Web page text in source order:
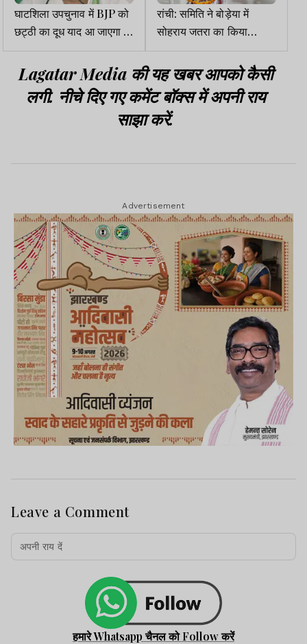
घाटशिला उपचुनाव में BJP को
छट्ठी का दूध याद आ जाएगा :
इरफान
रांची: समिति ने बोड़ेया में
सोहराय जतरा का किया
आयोजन
Lagatar Media की यह खबर आपको कैसी
लगी. नीचे दिए गए कमेंट बॉक्स में अपनी राय
साझा करें.
Advertisement
Leave a Comment
हमारे Whatsapp चैनल को Follow करें